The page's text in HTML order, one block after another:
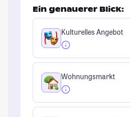
Ein genauerer Blick:
Kulturelles Angebot
Wohnungsmarkt